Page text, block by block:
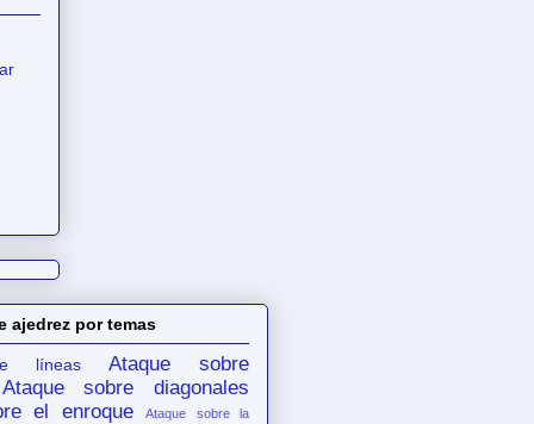
ajedrez por temas
líneas
Ataque sobre
Ataque sobre diagonales
el enroque
Ataque sobre la